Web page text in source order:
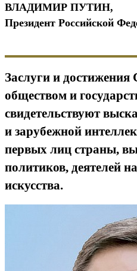
ВЛАДИМИР ПУТИН,
Президент Российской
Заслуги и
обществом и
свидетельствуют
и зарубежной
первых лиц страны,
политиков, деятелей
искусства.